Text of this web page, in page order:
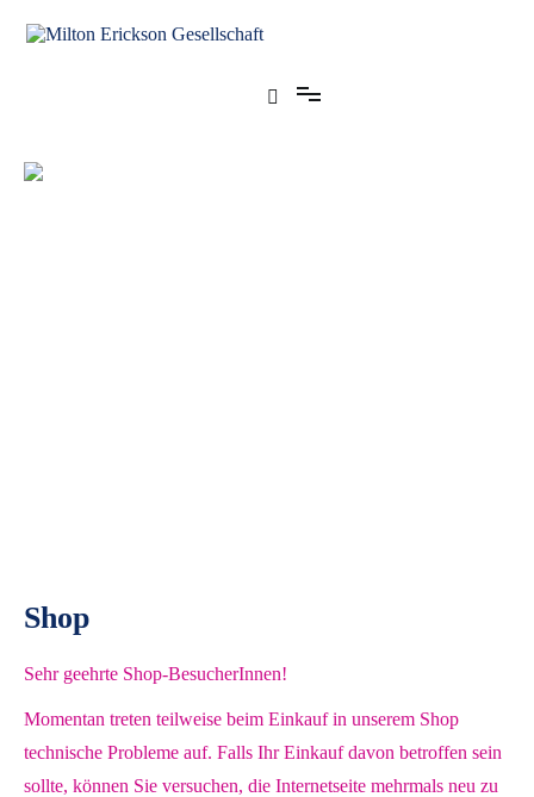
Shop
Sehr geehrte Shop-BesucherInnen!
Momentan treten teilweise beim Einkauf in unserem Shop
technische Probleme auf. Falls Ihr Einkauf davon betroffen sein
sollte, können Sie versuchen, die Internetseite mehrmals neu zu